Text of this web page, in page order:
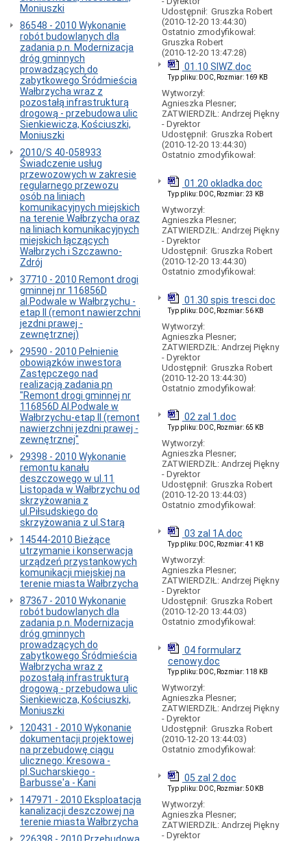
Miejsca
postojowe
dla
osób
niepełnosprawnych
Bezpieczeństwo
ruchu
drogowego
Gminne
inwestycje
drogowe
Działy
'drogowe'
KOMUNIKACJA
MIEJSKA
Informacje
ogólne
podstawa
prawna
Przewoźnicy
Godziny
sprzedaży
biletów
przez
ZDiK
Wałbrzych
Cennik
bilety
(Uchwała)
Komunikacja
miejska
dla
niepełnosprawnych
ruchowo
Przewóz
dzieci
niepełnosprawnych
Informacja
autobusowa
komunikacji
miejskiej
Wałbrzychu
spis
telefonów
Opłaty
dodatkowe
"MANDATY"
tyt.
jazdy
autobusem...
Opłaty
dodatkowe
rachunek
bankowy
Punkty
sprzedaży
biletów
Punkty
kasowe
Moniuszki
86548 - 2010 Wykonanie
robót budowlanych dla
zadania p.n. Modernizacja
dróg gminnych
prowadzących do
zabytkowego Śródmieścia
Wałbrzycha wraz z
pozostałą infrastrukturą
drogową - przebudowa ulic
Sienkiewicza, Kościuszki,
Moniuszki
2010/S 40-058933
Świadczenie usług
przewozowych w zakresie
regularnego przewozu
osób na liniach
komunikacyjnych miejskich
na terenie Wałbrzycha oraz
na liniach komunikacyjnych
miejskich łączących
Wałbrzych i Szczawno-
Zdrój
37710 - 2010 Remont drogi
gminnej nr 116856D
al.Podwale w Wałbrzychu -
etap II (remont nawierzchni
jezdni prawej -
zewnętrznej)
29590 - 2010 Pełnienie
obowiązków inwestora
Zastępczego nad
realizacją zadania pn
"Remont drogi gminnej nr
116856D Al.Podwale w
Wałbrzychu-etap II (remont
nawierzchni jezdni prawej -
zewnętrznej"
29398 - 2010 Wykonanie
remontu kanału
deszczowego w ul.11
Listopada w Wałbrzychu od
skrzyżowania z
ul.Piłsudskiego do
skrzyżowania z ul.Starą
14544-2010 Bieżące
utrzymanie i konserwacja
urządzeń przystankowych
komunikacji miejskiej na
terenie miasta Wałbrzycha
87367 - 2010 Wykonanie
robót budowlanych dla
zadania p.n. Modernizacja
dróg gminnych
prowadzących do
zabytkowego Śródmieścia
Wałbrzycha wraz z
pozostałą infrastrukturą
drogową - przebudowa ulic
Sienkiewicza, Kościuszki,
Moniuszki
120431 - 2010 Wykonanie
dokumentacji projektowej
na przebudowę ciągu
ulicznego: Kresowa -
pl.Sucharskiego -
Barbusse'a - Kani
147971 - 2010 Eksploatacja
kanalizacji deszczowej na
terenie miasta Wałbrzycha
Udostępnił: Gruszka Robert
(2010-12-20 13:44:30)
Ostatnio zmodyfikował:
Gruszka Robert
(2010-12-20 13:47:28)
01.10 SIWZ.doc
Typ pliku: DOC, Rozmiar: 169 KB
Wytworzył:
Agnieszka Plesner;
ZATWIERDZIŁ: Andrzej Piękny
- Dyrektor
Udostępnił: Gruszka Robert
(2010-12-20 13:44:30)
Ostatnio zmodyfikował:
01.20 okladka.doc
Typ pliku: DOC, Rozmiar: 23 KB
Wytworzył:
Agnieszka Plesner;
ZATWIERDZIŁ: Andrzej Piękny
- Dyrektor
Udostępnił: Gruszka Robert
(2010-12-20 13:44:30)
Ostatnio zmodyfikował:
01.30 spis tresci.doc
Typ pliku: DOC, Rozmiar: 56 KB
Wytworzył:
Agnieszka Plesner;
ZATWIERDZIŁ: Andrzej Piękny
- Dyrektor
Udostępnił: Gruszka Robert
(2010-12-20 13:44:30)
Ostatnio zmodyfikował:
02 zal 1.doc
Typ pliku: DOC, Rozmiar: 65 KB
Wytworzył:
Agnieszka Plesner;
ZATWIERDZIŁ: Andrzej Piękny
- Dyrektor
Udostępnił: Gruszka Robert
(2010-12-20 13:44:03)
Ostatnio zmodyfikował:
03 zal 1A.doc
Typ pliku: DOC, Rozmiar: 41 KB
Wytworzył:
Agnieszka Plesner;
ZATWIERDZIŁ: Andrzej Piękny
- Dyrektor
Udostępnił: Gruszka Robert
(2010-12-20 13:44:03)
Ostatnio zmodyfikował:
04 formularz
cenowy.doc
Typ pliku: DOC, Rozmiar: 118 KB
Wytworzył:
Agnieszka Plesner;
ZATWIERDZIŁ: Andrzej Piękny
- Dyrektor
Udostępnił: Gruszka Robert
(2010-12-20 13:44:03)
Ostatnio zmodyfikował:
05 zal 2.doc
Typ pliku: DOC, Rozmiar: 50 KB
Wytworzył:
Agnieszka Plesner;
ZATWIERDZIŁ: Andrzej Piękny
- Dyrektor